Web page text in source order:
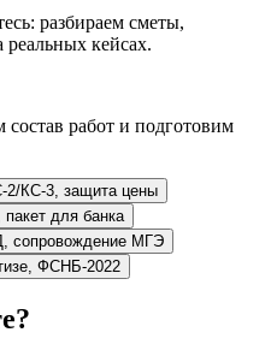
разбираем сметы,
кейсах.
работ и подготовим
2/КС-3, защита цены
для банка
сопровождение МГЭ
ФСНБ-2022